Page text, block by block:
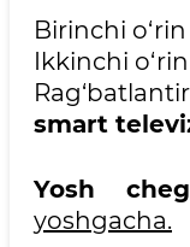
Birinchi
Ikkinchi
smart
Yosh
yoshgacha.